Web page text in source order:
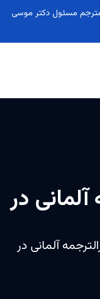
کد 1386 قوه قضائیه: مترجم مسئول دکتر موسی
آلمانی در
آلمانی در